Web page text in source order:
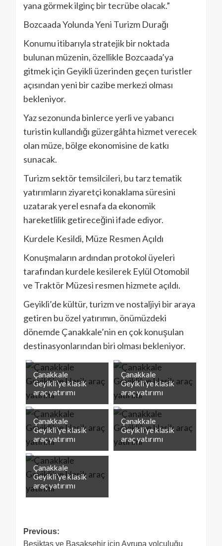
yana görmek ilginç bir tecrübe olacak.”
Bozcaada Yolunda Yeni Turizm Durağı
Konumu itibarıyla stratejik bir noktada
bulunan müzenin, özellikle Bozcaada’ya
gitmek için Geyikli üzerinden geçen turistler
açısından yeni bir cazibe merkezi olması
bekleniyor.
Yaz sezonunda binlerce yerli ve yabancı
turistin kullandığı güzergâhta hizmet verecek
olan müze, bölge ekonomisine de katkı
sunacak.
Turizm sektör temsilcileri, bu tarz tematik
yatırımların ziyaretçi konaklama süresini
uzatarak yerel esnafa da ekonomik
hareketlilik getireceğini ifade ediyor.
Kurdele Kesildi, Müze Resmen Açıldı
Konuşmaların ardından protokol üyeleri
tarafından kurdele kesilerek Eylül Otomobil
ve Traktör Müzesi resmen hizmete açıldı.
Geyikli’de kültür, turizm ve nostaljiyi bir araya
getiren bu özel yatırımın, önümüzdeki
dönemde Çanakkale’nin en çok konuşulan
destinasyonlarından biri olması bekleniyor.
Çanakkale
Geyikli’ye klasik
araç yatırımı
Çanakkale
Geyikli’ye klasik
araç yatırımı
Çanakkale
Geyikli’ye klasik
araç yatırımı
Çanakkale
Geyikli’ye klasik
araç yatırımı
Çanakkale
Geyikli’ye klasik
araç yatırımı
Previous:
Beşiktaş ve Başakşehir için Avrupa yolculuğu